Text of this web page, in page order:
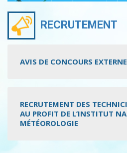
RECRUTEMENT
AVIS DE CONCOURS EXTERNE
RECRUTEMENT DES
AU PROFIT DE L’INSTITUT
MÉTÉOROLOGIE